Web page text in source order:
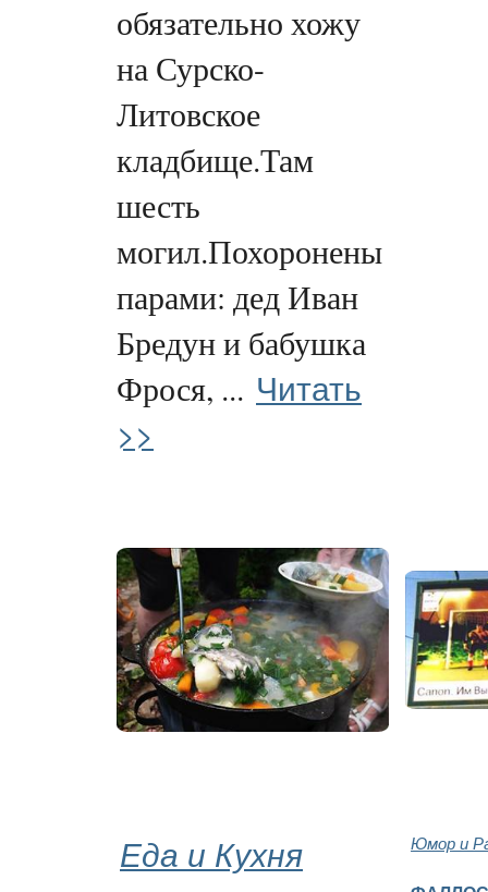
обязательно хожу
на Сурско-
Литовское
кладбище.Там
шесть
могил.Похоронены
парами: дед Иван
Бредун и бабушка
Фрося, ... Читать
>>
Еда и Кухня Юмор и